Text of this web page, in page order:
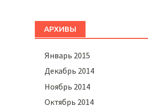
АРХИВЫ
Январь 2015
Декабрь 2014
Ноябрь 2014
Октябрь 2014